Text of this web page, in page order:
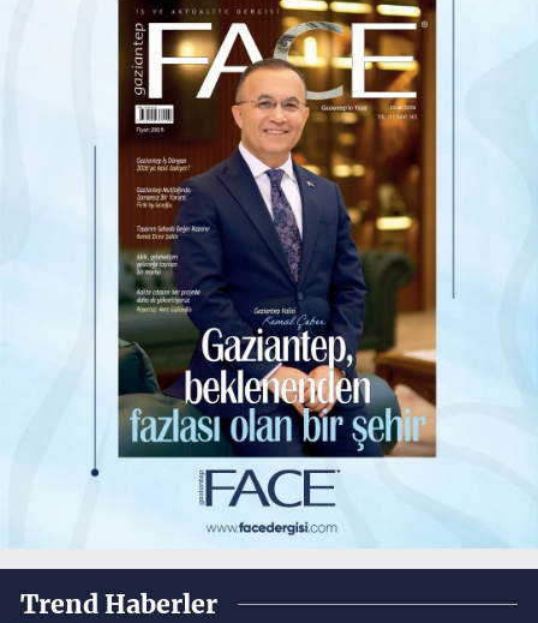
Trend Haberler